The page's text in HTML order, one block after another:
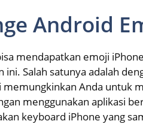
Android
mendapatkan emoji
ini. Salah satunya adalah
memungkinkan Anda untuk
menggunakan aplikasi
keyboard iPhone yang